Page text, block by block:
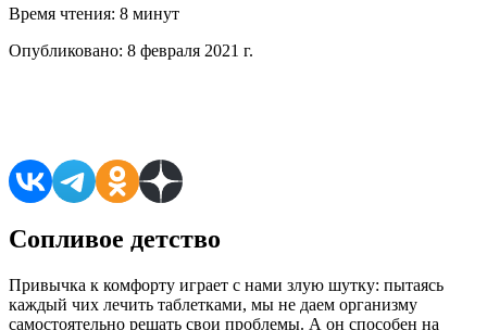
Время чтения: 8 минут
Опубликовано: 8 февраля 2021 г.
Сопливое детство
Привычка к комфорту играет с нами злую шутку: пытаясь
каждый чих лечить таблетками, мы не даем организму
самостоятельно решать свои проблемы. А он способен на